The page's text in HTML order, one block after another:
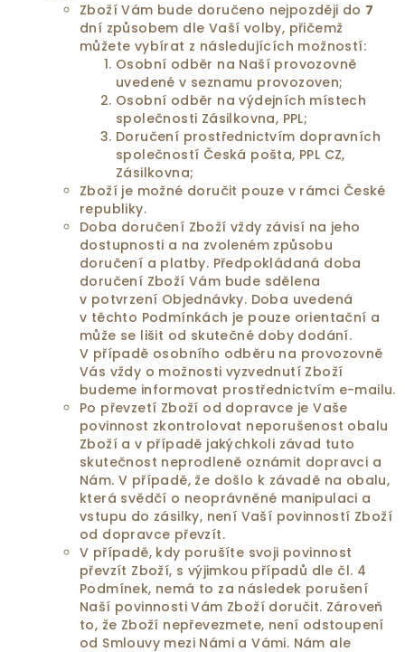
Zboží Vám bude doručeno nejpozději do 7
dní způsobem dle Vaší volby, přičemž
můžete vybírat z následujících možností:
Osobní odběr na Naší provozovně
uvedené v seznamu provozoven;
Osobní odběr na výdejních místech
společnosti Zásilkovna, PPL;
Doručení prostřednictvím dopravních
společností Česká pošta, PPL CZ,
Zásilkovna;
Zboží je možné doručit pouze v rámci České
republiky.
Doba doručení Zboží vždy závisí na jeho
dostupnosti a na zvoleném způsobu
doručení a platby. Předpokládaná doba
doručení Zboží Vám bude sdělena
v potvrzení Objednávky. Doba uvedená
v těchto Podmínkách je pouze orientační a
může se lišit od skutečné doby dodání.
V případě osobního odběru na provozovně
Vás vždy o možnosti vyzvednutí Zboží
budeme informovat prostřednictvím e-mailu.
Po převzetí Zboží od dopravce je Vaše
povinnost zkontrolovat neporušenost obalu
Zboží a v případě jakýchkoli závad tuto
skutečnost neprodleně oznámit dopravci a
Nám. V případě, že došlo k závadě na obalu,
která svědčí o neoprávněné manipulaci a
vstupu do zásilky, není Vaší povinností Zboží
od dopravce převzít.
V případě, kdy porušíte svoji povinnost
převzít Zboží, s výjimkou případů dle čl. 4
Podmínek, nemá to za následek porušení
Naší povinnosti Vám Zboží doručit. Zároveň
to, že Zboží nepřevezmete, není odstoupení
od Smlouvy mezi Námi a Vámi. Nám ale